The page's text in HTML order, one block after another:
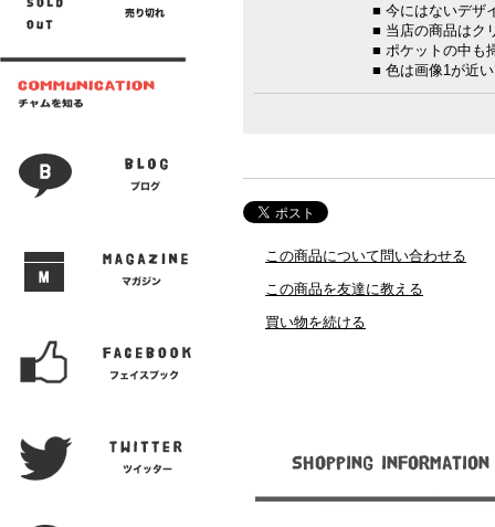
■ 今にはないデザ
■ 当店の商品はク
■ ポケットの中も
■ 色は画像1が近
この商品について問い合わせる
この商品を友達に教える
買い物を続ける